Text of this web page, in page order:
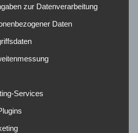
zur Datenverarbeitung
Daten
Services